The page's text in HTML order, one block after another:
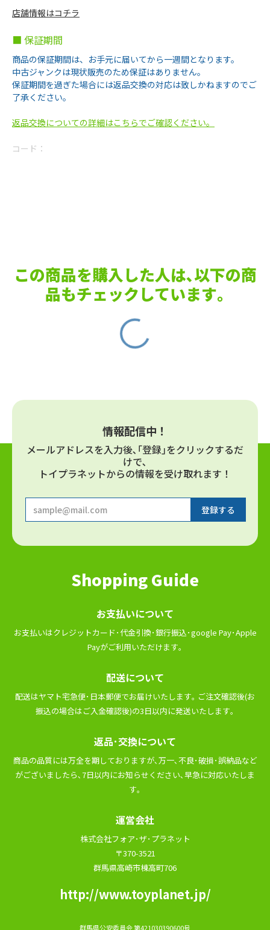
店舗情報はコチラ
■ 保証期間
商品の保証期間は、お手元に届いてから一週間となります。
中古ジャンクは現状販売のため保証はありません。
保証期間を過ぎた場合には返品交換の対応は致しかねますのでご
了承ください。
返品交換についての詳細はこちらでご確認ください。
コード：
この商品を購入した人は､以下の商
品もチェックしています｡
情報配信中！
メールアドレスを⼊⼒後､｢登録｣をクリックするだ
けで､
トイプラネットからの情報を受け取れます！
Shopping Guide
お⽀払いについて
お⽀払いはクレジットカード･代⾦引換･銀⾏振込･google Pay･Apple
Payがご利⽤いただけます｡
配送について
配送はヤマト宅急便･⽇本郵便でお届けいたします｡ ご注⽂確認後(お
振込の場合はご⼊⾦確認後)の3⽇以内に発送いたします｡
返品･交換について
商品の品質には万全を期しておりますが､万⼀､不良･破損･誤納品など
がございましたら､7⽇以内にお知らせください､早急に対応いたしま
す｡
運営会社
株式会社フォア･ザ･プラネット
〒370-3521
群馬県高崎市棟高町706
http://www.toyplanet.jp/
群⾺県公安委員会 第421030390600号